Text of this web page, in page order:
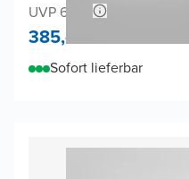
UVP 680,-
385,-
Sofort lieferbar